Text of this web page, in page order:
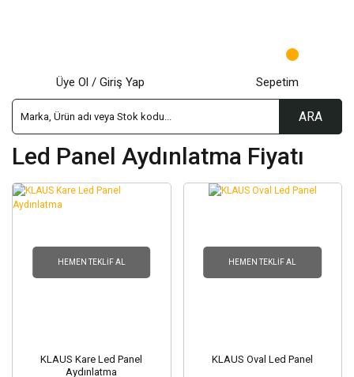
ARA
Üye Ol / Giriş Yap Sepetim
Led Panel Aydınlatma Fiyatı
HEMEN TEKLIF AL
KLAUS Kare Led Panel
Aydınlatma
HEMEN TEKLIF AL
KLAUS Oval Led Panel